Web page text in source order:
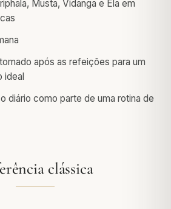
Musta, Vidanga e Ela em
após as refeições para um
ideal
diário como parte de uma rotina de
clássica